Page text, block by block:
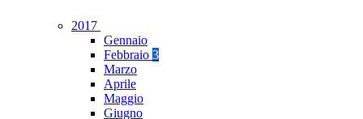
2017
Gennaio
Febbraio 3
Marzo
Aprile
Maggio
Giugno